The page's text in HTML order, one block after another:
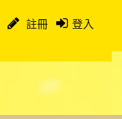
註冊 登入